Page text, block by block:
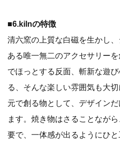
■6.kilnの特徴
清六窯の上質な白磁を生かし
ある唯一無二のアクセサリー
でほっとする反面、斬新な遊
る、そんな楽しい雰囲気も大
元で創る物として、デザイン
ます。焼き物はさることなが
要で、一体感が出るようにひ